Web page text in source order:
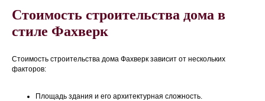
Стоимость строительства дома в
стиле Фахверк
Стоимость строительства дома Фахверк зависит от нескольких
факторов:
Площадь здания и его архитектурная сложность.